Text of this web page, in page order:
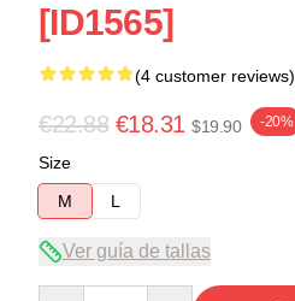
[ID1565]
(4 customer reviews)
€22.88 €18.31 $19.90 -20%
Size
M
L
Ver guía de tallas